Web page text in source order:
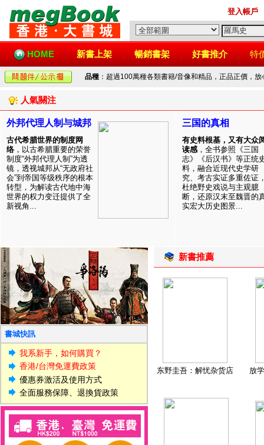
登入帳戶
HOME 新書上架 暢銷書架 好書推介 特
品種 ：超過100萬種各類書籍/音像和精品，正品正價，
人氣關注
外邦代理人制与城邦
古代希腊世界的制度网
络 ，以古希腊重要的荣誉
制度“外邦代理人制”为透
镜，透视城邦从“无政府社
会”到帝国等级秩序的根本
转型，为解读古代地中海
世界的权力变迁提供了全
新视角...
三国的真相
有史料根基，又有大众
读感 ，全书参照《三国
志》《后汉书》等正统
料，融合近现代史学研
究、考古实证多重佐证
杜绝野史戏说与主观臆
断，还原汉末至魏晋的
实宏大历史图景...
書城快訊
我系新手，如何購買？
香港/台灣免運費政策
優惠券激活及使用方式
全面服務保障、退換貨政策
新書推薦
东野圭吾：解忧杂货店 放